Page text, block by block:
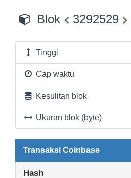
Blok 3292529
Tinggi
Cap waktu
Kesulitan blok
Ukuran blok (byte)
Transaksi Coinbase
Hash